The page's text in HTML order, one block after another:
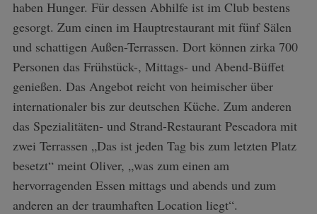
haben Hunger. Für dessen Abhilfe ist im Club bestens
gesorgt. Zum einen im Hauptrestaurant mit fünf Sälen
und schattigen Außen-Terrassen. Dort können zirka 700
Personen das Frühstück-, Mittags- und Abend-Büffet
genießen. Das Angebot reicht von heimischer über
internationaler bis zur deutschen Küche. Zum anderen
das Spezialitäten- und Strand-Restaurant Pescadora mit
zwei Terrassen „Das ist jeden Tag bis zum letzten Platz
besetzt“ meint Oliver, „was zum einen am
hervorragenden Essen mittags und abends und zum
anderen an der traumhaften Location liegt“.